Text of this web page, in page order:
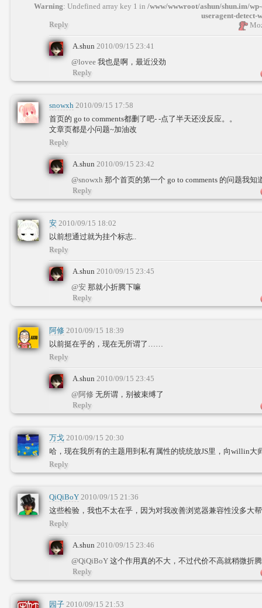
Warning: Undefined array key 1 in /www/wwwroot/ashun/shun.im/
useragent-detect-
Reply
A.shun 2010/09/15 23:41
@lovee 我也是啊，最近没劲
Reply
snowxh 2010/09/15 17:58
首页的 go to comments都删了吧- -点了半天还没反应。。
文章页都是小问题~加油改
Reply
A.shun 2010/09/15 23:42
@snowxh 那个首页的第一个 go to comments 的问题我
Reply
安 2010/09/15 18:02
以前想通过就为挂个标志..
Reply
A.shun 2010/09/15 23:45
@安 那就小折腾下嘛
Reply
阿修 2010/09/15 18:39
以前挺在乎的，现在无所谓了……
Reply
A.shun 2010/09/15 23:45
@阿修 无所谓，别被束缚了
Reply
万戈 2010/09/15 20:30
哈，现在我所有的主题用到私有属性的统统放JS里，向willin大
Reply
QiQiBoY 2010/09/15 21:36
这些检验，我也不太在乎，因为对我改善浏览器兼容性没多大
Reply
A.shun 2010/09/15 23:46
@QiQiBoY 这个作用真的不大，不过代价不高就稍微折
Reply
园子 2010/09/15 21:53